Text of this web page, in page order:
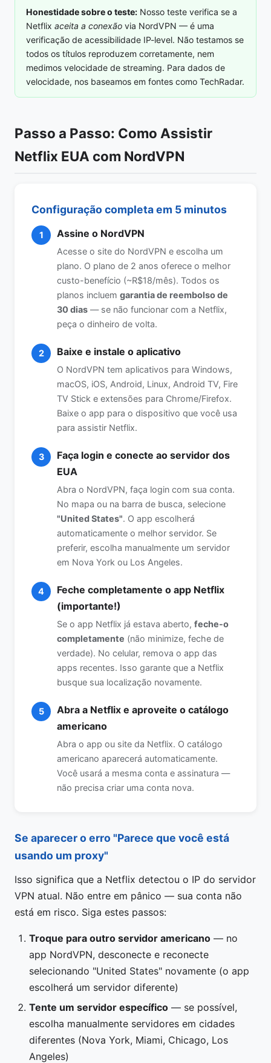
Honestidade sobre o teste: Nosso teste verifica se a
Netflix aceita a conexão via NordVPN — é uma
verificação de acessibilidade IP-level. Não testamos se
todos os títulos reproduzem corretamente, nem
medimos velocidade de streaming. Para dados de
velocidade, nos baseamos em fontes como TechRadar.
Passo a Passo: Como Assistir
Netflix EUA com NordVPN
Configuração completa em 5 minutos
1 Assine o NordVPN
Acesse o site do NordVPN e escolha um
plano. O plano de 2 anos oferece o melhor
custo-benefício (~R$18/mês). Todos os
planos incluem garantia de reembolso de
30 dias — se não funcionar com a Netflix,
peça o dinheiro de volta.
2 Baixe e instale o aplicativo
O NordVPN tem aplicativos para Windows,
macOS, iOS, Android, Linux, Android TV, Fire
TV Stick e extensões para Chrome/Firefox.
Baixe o app para o dispositivo que você usa
para assistir Netflix.
3
Faça login e conecte ao servidor dos
EUA
Abra o NordVPN, faça login com sua conta.
No mapa ou na barra de busca, selecione
"United States". O app escolherá
automaticamente o melhor servidor. Se
preferir, escolha manualmente um servidor
em Nova York ou Los Angeles.
4
Feche completamente o app Netflix
(importante!)
Se o app Netflix já estava aberto, feche-o
completamente (não minimize, feche de
verdade). No celular, remova o app das
apps recentes. Isso garante que a Netflix
busque sua localização novamente.
5
Abra a Netflix e aproveite o catálogo
americano
Abra o app ou site da Netflix. O catálogo
americano aparecerá automaticamente.
Você usará a mesma conta e assinatura —
não precisa criar uma conta nova.
Se aparecer o erro "Parece que você está
usando um proxy"
Isso significa que a Netflix detectou o IP do servidor
VPN atual. Não entre em pânico — sua conta não
está em risco. Siga estes passos:
Troque para outro servidor americano — no
app NordVPN, desconecte e reconecte
selecionando "United States" novamente (o app
escolherá um servidor diferente)
Tente um servidor específico — se possível,
escolha manualmente servidores em cidades
diferentes (Nova York, Miami, Chicago, Los
Angeles)